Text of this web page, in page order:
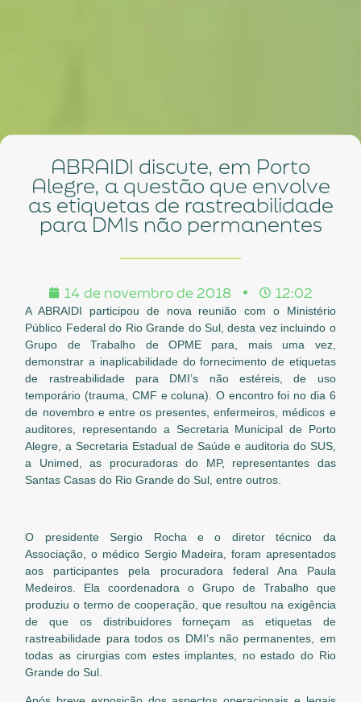
ABRAIDI discute, em Porto
Alegre, a questão que envolve
as etiquetas de rastreabilidade
para DMIs não permanentes
14 de novembro de 2018 12:02
A ABRAIDI participou de nova reunião com o Ministério
Público Federal do Rio Grande do Sul, desta vez incluindo o
Grupo de Trabalho de OPME para, mais uma vez,
demonstrar a inaplicabilidade do fornecimento de etiquetas
de rastreabilidade para DMI’s não estéreis, de uso
temporário (trauma, CMF e coluna). O encontro foi no dia 6
de novembro e entre os presentes, enfermeiros, médicos e
auditores, representando a Secretaria Municipal de Porto
Alegre, a Secretaria Estadual de Saúde e auditoria do SUS,
a Unimed, as procuradoras do MP, representantes das
Santas Casas do Rio Grande do Sul, entre outros.
O presidente Sergio Rocha e o diretor técnico da
Associação, o médico Sergio Madeira, foram apresentados
aos participantes pela procuradora federal Ana Paula
Medeiros. Ela coordenadora o Grupo de Trabalho que
produziu o termo de cooperação, que resultou na exigência
de que os distribuidores forneçam as etiquetas de
rastreabilidade para todos os DMI’s não permanentes, em
todas as cirurgias com estes implantes, no estado do Rio
Grande do Sul.